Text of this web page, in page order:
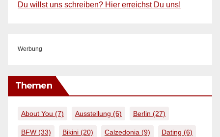
Du willst uns schreiben? Hier erreichst Du uns!
Werbung
Themen
About You (7) Ausstellung (6) Berlin (27)
BFW (33) Bikini (20) Calzedonia (9) Dating (6)